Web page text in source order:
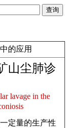
的应用
山尘肺诊
lavage in the
定量的生产性